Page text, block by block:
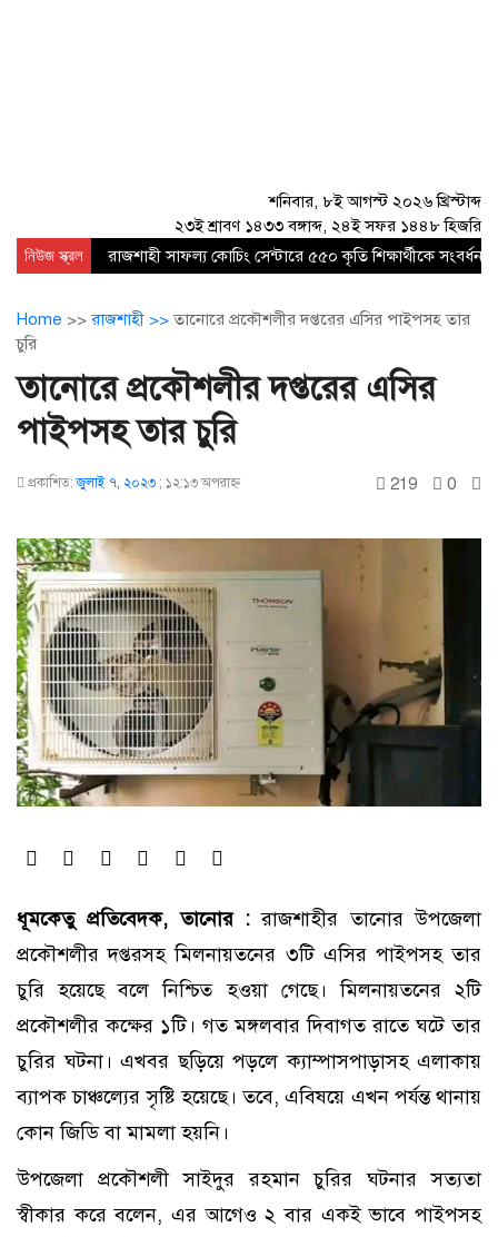
শনিবার, ৮ই আগস্ট ২০২৬ খ্রিস্টাব্দ
২৩ই শ্রাবণ ১৪৩৩ বঙ্গাব্দ, ২৪ই সফর ১৪৪৮ হিজরি
নিউজ স্ক্রল রাজশাহী সাফল্য কোচিং সেন্টারে ৫৫০ কৃতি শিক্ষার্থীকে সংবর্ধনা
Home >>রাজশাহী >>তানোরে প্রকৌশলীর দপ্তরের এসির পাইপসহ তার
চুরি
তানোরে প্রকৌশলীর দপ্তরের এসির
পাইপসহ তার চুরি
প্রকাশিত:জুলাই ৭, ২০২৩ ; ১২:১৩ অপরাহ্ণ 219 0
ধূমকেতু প্রতিবেদক, তানোর :রাজশাহীর তানোর উপজেলা
প্রকৌশলীর দপ্তরসহ মিলনায়তনের ৩টি এসির পাইপসহ তার
চুরি হয়েছে বলে নিশ্চিত হওয়া গেছে। মিলনায়তনের ২টি
প্রকৌশলীর কক্ষের ১টি। গত মঙ্গলবার দিবাগত রাতে ঘটে তার
চুরির ঘটনা। এখবর ছড়িয়ে পড়লে ক্যাম্পাসপাড়াসহ এলাকায়
ব্যাপক চাঞ্চল্যের সৃষ্টি হয়েছে। তবে, এবিষয়ে এখন পর্যন্ত থানায়
কোন জিডি বা মামলা হয়নি।
উপজেলা প্রকৌশলী সাইদুর রহমান চুরির ঘটনার সত্যতা
স্বীকার করে বলেন, এর আগেও ২ বার একই ভাবে পাইপসহ